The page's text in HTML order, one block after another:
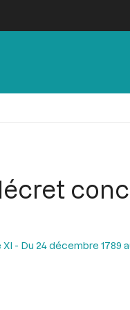
XI - Du 24 décembre 1789